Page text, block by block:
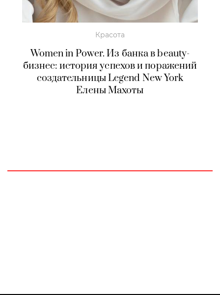
Красота
Women in Power. Из банка в beauty-
бизнес: история успехов и поражений
создательницы Legend New York
Елены Махоты